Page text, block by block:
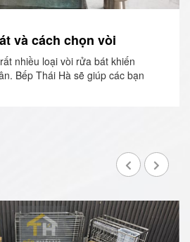
và cách chọn vòi
nhiều loại vòi rửa bát khiến
Bếp Thái Hà sẽ giúp các bạn